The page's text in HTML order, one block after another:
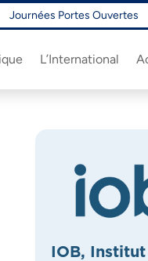
Journées Portes Ouvertes
L’International
IOB,